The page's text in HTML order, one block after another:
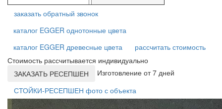
заказать обратный звонок
каталог EGGER однотонные цвета
каталог EGGER древесные цвета
рассчитать стоимость
Стоимость рассчитывается индивидуально
ЗАКАЗАТЬ РЕСЕПШЕН
Изготовление от 7 дней
СТОЙКИ-РЕСЕПШЕН фото с объекта